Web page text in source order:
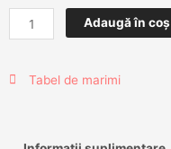
Adaugă în coș
Tabel de marimi